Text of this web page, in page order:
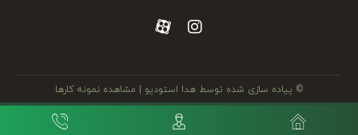
© پیاده سازی شده توسط هدا استودیو | مشاهده نمونه کارها